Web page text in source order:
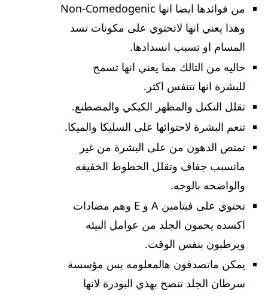
من فوائدها ايضا انها Non-Comedogenic
وهذا يعني انها لاتحتوي على مكونات تسد
المسام او تسبب انسدادها.
خاليه من التالك مما يعني انها تسمح
للبشرة انها تتنفس اكثر.
تقلل التكتل والمظهر الكيكي والمصطنع.
تنعم البشرة لاحتوائها على السليكا والميكا.
تمتص الدهون من على البشرة من غير
ماتسبب جفاف وتقلل الخطوط الخفيفه
والواضحه بالوجه.
تحتوي على فيتامين A و E وهم مضادات
اكسده يحمون الجلد من عوامل البيئه
ويرطبون بنفس الوقت.
يمكن ماتصدقون هالمعلومه بس مؤسسة
سرطان الجلد تنصح بهذي البودرة لانها